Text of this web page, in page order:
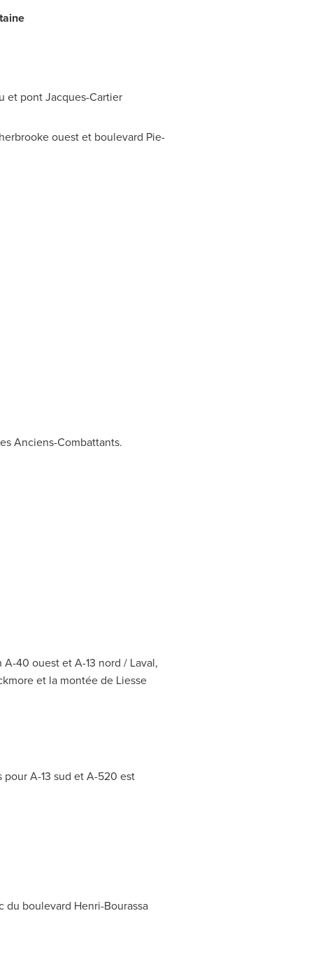
et pont Jacques-Cartier
ouest et boulevard Pie-
Anciens-Combattants.
40 ouest et A-13 nord / Laval,
et la montée de Liesse
A-13 sud et A-520 est
du boulevard Henri-Bourassa